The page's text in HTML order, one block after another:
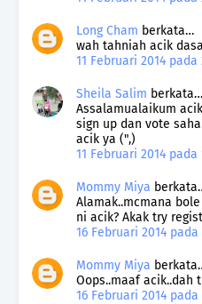
Long Cham berkata…
wah tahniah acik
11 Februari 2014 pada
Sheila Salim berkata…
Assalamualaikum
sign up dan vote
acik ya (",)
11 Februari 2014 pada
Mommy Miya
Alamak..mcmana
ni acik? Akak try
16 Februari 2014 pada
Mommy Miya
Oops..maaf acik..dah
16 Februari 2014 pada